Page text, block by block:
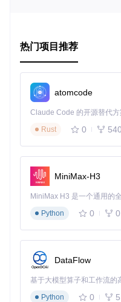
类型安全
：每个数据
版本兼容性：支持从
异步与同步选项
社区驱动：拥有活跃
Typed
d.gradle文件作为依赖项
设置操作吧！
dependencies {
    implementation
此库还附带了一个演示项
ped Preferences
案，能够提升你的
热门项目推荐
atomcode
Rust
0 540
MiniMax-H3
Python
0 0
DataFlow
基于大模型算子和工作流的
Python
0 5